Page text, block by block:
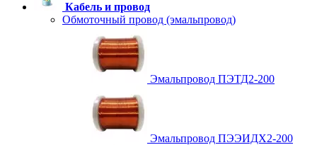
Кабель и провод
Обмоточный провод (эмальпровод)
Эмальпровод ПЭТД2-200
Эмальпровод ПЭЭИДХ2-200